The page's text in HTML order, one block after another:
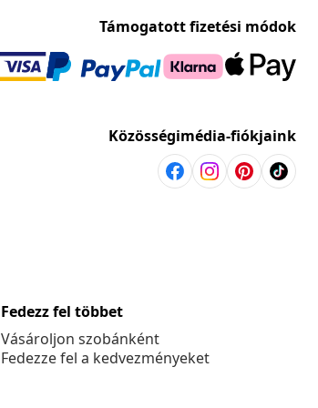
Támogatott fizetési módok
Közösségimédia-fiókjaink
Fedezz fel többet
Vásároljon szobánként
Fedezze fel a kedvezményeket